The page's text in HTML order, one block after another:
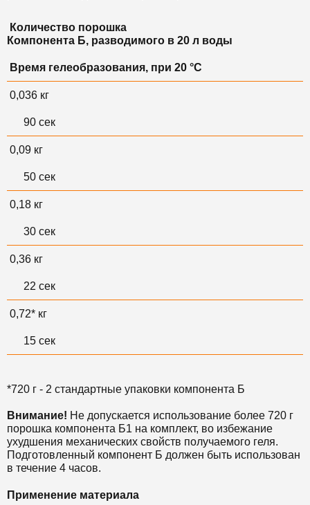
Количество порошка
Компонента Б, разводимого в 20 л воды
Время гелеобразования, при 20 °С
0,036 кг
90 сек
0,09 кг
50 сек
0,18 кг
30 сек
0,36 кг
22 сек
0,72* кг
15 сек
*720 г - 2 стандартные упаковки компонента Б
Внимание! Не допускается использование более 720 г
порошка компонента Б1 на комплект, во избежание
ухудшения механических свойств получаемого геля.
Подготовленный компонент Б должен быть использован
в течение 4 часов.
Применение материала